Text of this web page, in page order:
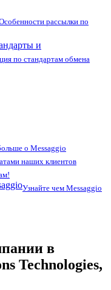
рассылки по
и
по стандартам обмена
о Messaggio
наших клиентов
Узнайте чем Messaggio
в
Technologies,